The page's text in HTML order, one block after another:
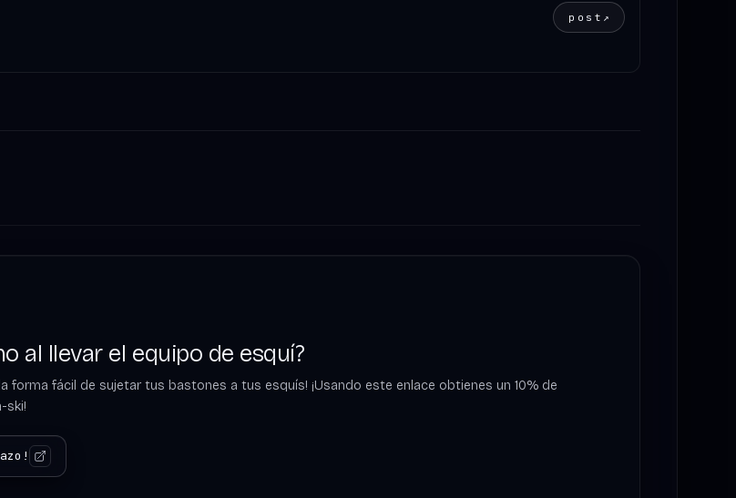
post ↗
al llevar el equipo de esquí?
forma fácil de sujetar tus bastones a tus esquís! ¡Usando este enlace obtienes un 10% de
ski!